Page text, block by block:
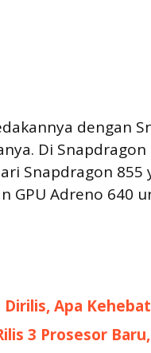
dengan
Di
Snapdragon 855
GPU Adreno 640
Dirilis, Apa
3 Prosesor